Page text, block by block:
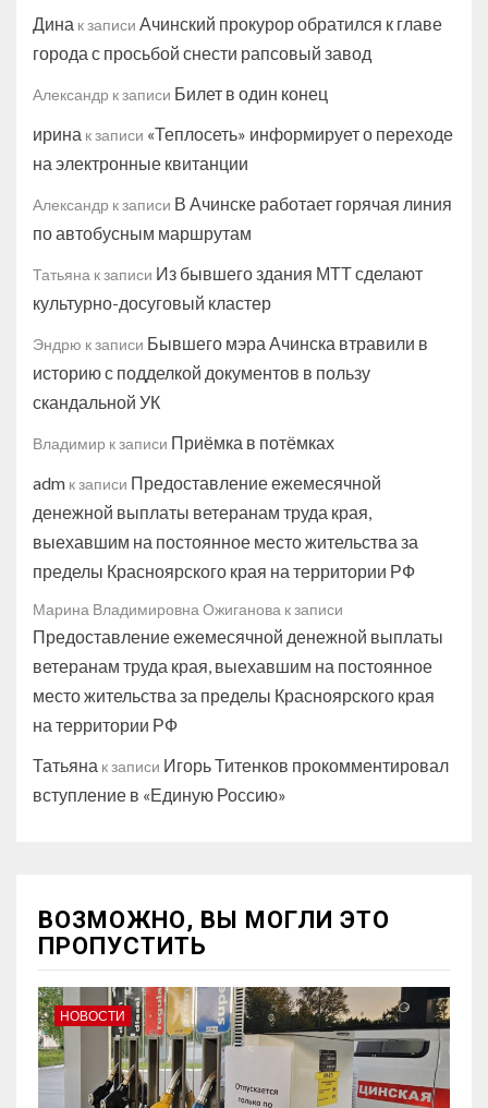
Дина к записи Ачинский прокурор обратился к главе
города с просьбой снести рапсовый завод
Александр к записи Билет в один конец
ирина к записи «Теплосеть» информирует о переходе
на электронные квитанции
Александр к записи В Ачинске работает горячая линия
по автобусным маршрутам
Татьяна к записи Из бывшего здания МТТ сделают
культурно-досуговый кластер
Эндрю к записи Бывшего мэра Ачинска втравили в
историю с подделкой документов в пользу
скандальной УК
Владимир к записи Приёмка в потёмках
adm к записи Предоставление ежемесячной
денежной выплаты ветеранам труда края,
выехавшим на постоянное место жительства за
пределы Красноярского края на территории РФ
Марина Владимировна Ожиганова к записи
Предоставление ежемесячной денежной выплаты
ветеранам труда края, выехавшим на постоянное
место жительства за пределы Красноярского края
на территории РФ
Татьяна к записи Игорь Титенков прокомментировал
вступление в «Единую Россию»
ВОЗМОЖНО, ВЫ МОГЛИ ЭТО
ПРОПУСТИТЬ
НОВОСТИ